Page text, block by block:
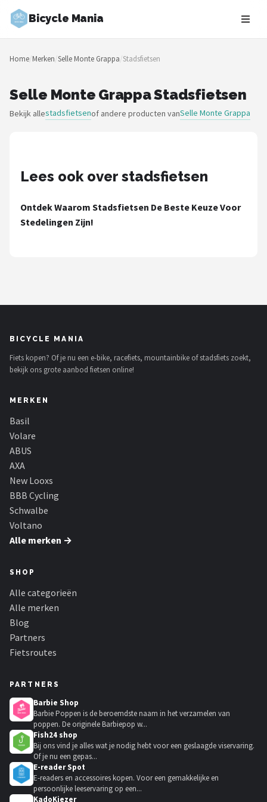
Bicycle Mania
Zoeken
NAVIGATIE
Merken
Fietsroutes
Kinderfietsen
Stadsfietsen
POPULAIRE MERKEN
Basil
ABUS
AXA
New Looxs
BBB Cycling
Schwalbe
Voltano
Shimano
Cortina
Alle merken →
Home/Merken/Selle Monte Grappa/Stadsfietsen
Selle Monte Grappa Stadsfietsen
Bekijk allestadsfietsenof andere producten vanSelle Monte Grappa
Lees ook over stadsfietsen
Ontdek Waarom Stadsfietsen De Beste Keuze Voor
Stedelingen Zijn!
BICYCLE MANIA
Fiets kopen? Of je nu een e-bike, racefiets, mountainbike of stadsfiets zoekt,
bekijk ons grote aanbod fietsen online!
MERKEN
Basil
Volare
ABUS
AXA
New Looxs
BBB Cycling
Schwalbe
Voltano
Alle merken →
SHOP
Alle categorieën
Alle merken
Blog
Partners
Fietsroutes
PARTNERS
Barbie Shop
Barbie Poppen is de beroemdste naam in het verzamelen van
poppen. De originele Barbiepop w...
Fish24 shop
Bij ons vind je alles wat je nodig hebt voor een geslaagde viservaring.
Of je nu een gepas...
E-reader Spot
E-readers en accessoires kopen. Voor een gemakkelijke en
persoonlijke leeservaring op een...
KadoKiezer